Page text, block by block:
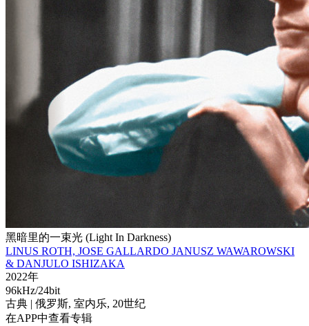
黑暗里的一束光 (Light In Darkness)
LINUS ROTH, JOSE GALLARDO JANUSZ WAWAROWSKI
& DANJULO ISHIZAKA
2022年
96kHz/24bit
古典 | 俄罗斯, 室内乐, 20世纪
在APP中查看专辑